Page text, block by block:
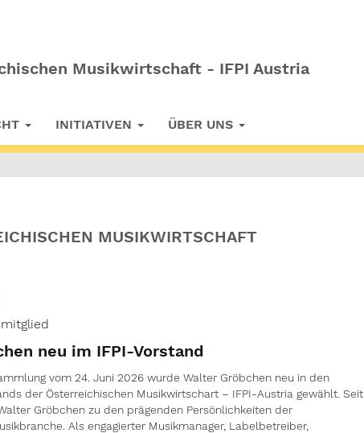
Musikwirtschaft - IFPI Austria
INITIATIVEN ÜBER UNS
MUSIKWIRTSCHAFT
neu im IFPI-Vorstand
vom 24. Juni 2026 wurde Walter Gröbchen neu in den
der Österreichischen Musikwirtschart – IFPI-Austria gewählt. Seit
Gröbchen zu den prägenden Persönlichkeiten der
Als engagierter Musikmanager, Labelbetreiber,